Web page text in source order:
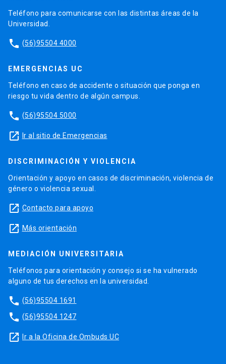
Teléfono para comunicarse con las distintas áreas de la
Universidad.
phone (56)95504 4000
EMERGENCIAS UC
Teléfono en caso de accidente o situación que ponga en
riesgo tu vida dentro de algún campus.
phone (56)95504 5000
launch Ir al sitio de Emergencias
DISCRIMINACIÓN Y VIOLENCIA
Orientación y apoyo en casos de discriminación, violencia de
género o violencia sexual.
launch Contacto para apoyo
launch Más orientación
MEDIACIÓN UNIVERSITARIA
Teléfonos para orientación y consejo si se ha vulnerado
alguno de tus derechos en la universidad.
phone (56)95504 1691
phone (56)95504 1247
launch Ir a la Oficina de Ombuds UC